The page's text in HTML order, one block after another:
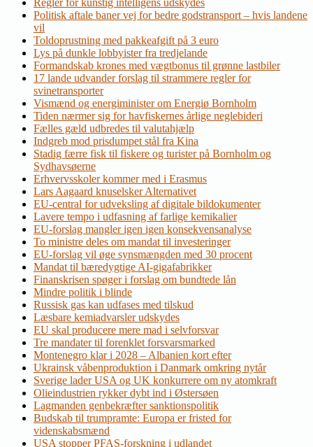
Politisk aftale baner vej for bedre godstransport – hvis landene
vil
Toldoprustning med pakkeafgift på 3 euro
Lys på dunkle lobbyister fra tredjelande
Formandskab krones med vægtbonus til grønne lastbiler
17 lande udvander forslag til strammere regler for
svinetransporter
Vismænd og energiminister om Energiø Bornholm
Tiden nærmer sig for havfiskernes årlige neglebideri
Fælles gæld udbredes til valutahjælp
Indgreb mod prisdumpet stål fra Kina
Stadig færre fisk til fiskere og turister på Bornholm og
Sydhavsøerne
Erhvervsskoler kommer med i Erasmus
Lars Aagaard knuselsker Alternativet
EU-central for udveksling af digitale bildokumenter
Lavere tempo i udfasning af farlige kemikalier
EU-forslag mangler igen igen konsekvensanalyse
To ministre deles om mandat til investeringer
EU-forslag vil øge synsmængden med 30 procent
Mandat til bæredygtige AI-gigafabrikker
Finanskrisen spøger i forslag om bundtede lån
Mindre politik i blinde
Russisk gas kan udfases med tilskud
Læsbare kemiadvarsler udskydes
EU skal producere mere mad i selvforsvar
Tre mandater til forenklet forsvarsmarked
Montenegro klar i 2028 – Albanien kort efter
Ukrainsk våbenproduktion i Danmark omkring nytår
Sverige lader USA og UK konkurrere om ny atomkraft
Olieindustrien rykker dybt ind i Østersøen
Lagmanden genbekræfter sanktionspolitik
Budskab til trumpramte: Europa er fristed for
videnskabsmænd
USA stopper PFAS-forskning i udlandet